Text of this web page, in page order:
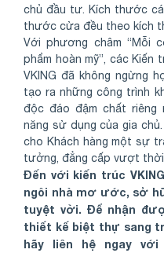
chủ đầu tư. Kích thước
thước cửa đều theo kích
Với phương châm “Mỗi
phẩm hoàn mỹ”, các Kiến
VKING đã không ngừng
tạo ra những công trình
độc đáo đậm chất riêng
năng sử dụng của gia
cho Khách hàng một sự
tưởng, đẳng cấp vượt thời
Đến với kiến trúc
ngôi nhà mơ ước, sở
tuyệt vời. Để nhận
thiết kế biệt thự sang
hãy liên hệ ngay